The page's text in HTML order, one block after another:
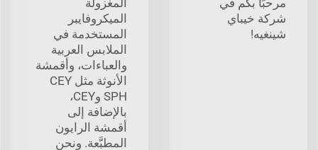
شركة خيباي
شينغيه!
الميكروفايبر
المستخدمة في
الملابس العربية
والعباءات، وأقمشة
الأنوثة مثل CEY
SPH وCEY،
بالإضافة إلى
أقمشة الرايون
المطبَّعة. ونحن